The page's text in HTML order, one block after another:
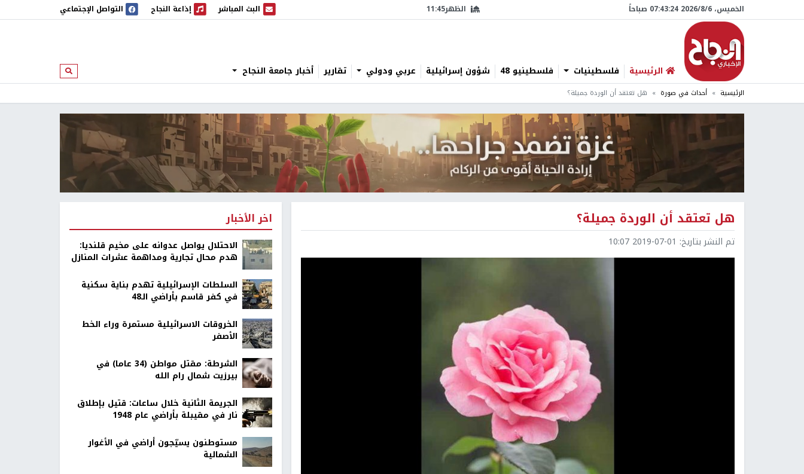
الخميس، 6/‏8/‏2026 07:43:25 صباحاً الظهر11:45 البث المباشر
البث المباشر إذاعة النجاح
إذاعة النجاح التواصل الإجتماعي
الرئيسية فلسطينيات فلسطينيو 48 شؤون إسرائيلية عربي ودولي تقارير أخبار جامعة النجاح ابحث
الرئيسية أحداث في صورة هل تعتقد أن الوردة جميلة؟
هل تعتقد أن الوردة جميلة؟
تم النشر بتاريخ: 2019-07-01 10:07
اخر الأخبار
الاحتلال يواصل عدوانه على مخيم قلنديا:
هدم محال تجارية ومداهمة عشرات المنازل
السلطات الإسرائيلية تهدم بناية سكنية
في كفر قاسم بأراضي الـ48
الخروقات الاسرائيلية مستمرة وراء الخط
الأصفر
الشرطة: مقتل مواطن (34 عاما) في
بيرزيت شمال رام الله
الجريمة الثانية خلال ساعات: قتيل بإطلاق
نار في مقيبلة بأراضي عام 1948
مستوطنون يسيّجون أراضي في الأغوار
الشمالية